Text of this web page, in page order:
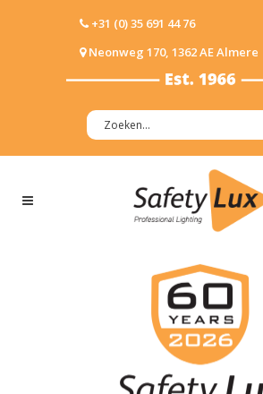
+31 (0) 35 691 44 76
Neonweg 170, 1362 AE Almere